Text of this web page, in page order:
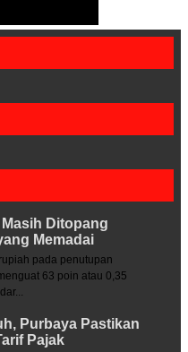
Ditopang
Memadai
pada penutupan
63 poin atau 0,35
Purbaya Pastikan
Pajak